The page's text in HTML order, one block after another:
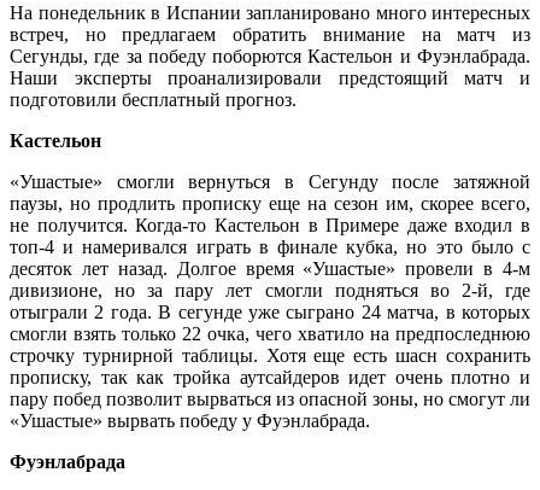
На понедельник в Испании запланировано много интересных
встреч, но предлагаем обратить внимание на матч из
Сегунды, где за победу поборются Кастельон и Фуэнлабрада.
Наши эксперты проанализировали предстоящий матч и
подготовили бесплатный прогноз.
Кастельон
«Ушастые» смогли вернуться в Сегунду после затяжной
паузы, но продлить прописку еще на сезон им, скорее всего,
не получится. Когда-то Кастельон в Примере даже входил в
топ-4 и намеривался играть в финале кубка, но это было с
десяток лет назад. Долгое время «Ушастые» провели в 4-м
дивизионе, но за пару лет смогли подняться во 2-й, где
отыграли 2 года. В сегунде уже сыграно 24 матча, в которых
смогли взять только 22 очка, чего хватило на предпоследнюю
строчку турнирной таблицы. Хотя еще есть шасн сохранить
прописку, так как тройка аутсайдеров идет очень плотно и
пару побед позволит вырваться из опасной зоны, но смогут ли
«Ушастые» вырвать победу у Фуэнлабрада.
Фуэнлабрада